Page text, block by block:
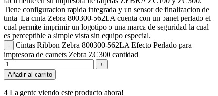
Tiene configuracion rapida integrada y un sensor de finalizacion de
tinta. La cinta Zebra 800300-562LA cuenta con un panel perlado el
cual permite imprimir un logotipo o una marca de seguridad la cual
es perceptible a simple vista sin equipo especial.
Cintas Ribbon Zebra 800300-562LA Efecto Perlado para
impresora de carnets Zebra ZC300 cantidad
Añadir al carrito
4 La gente viendo este producto ahora!